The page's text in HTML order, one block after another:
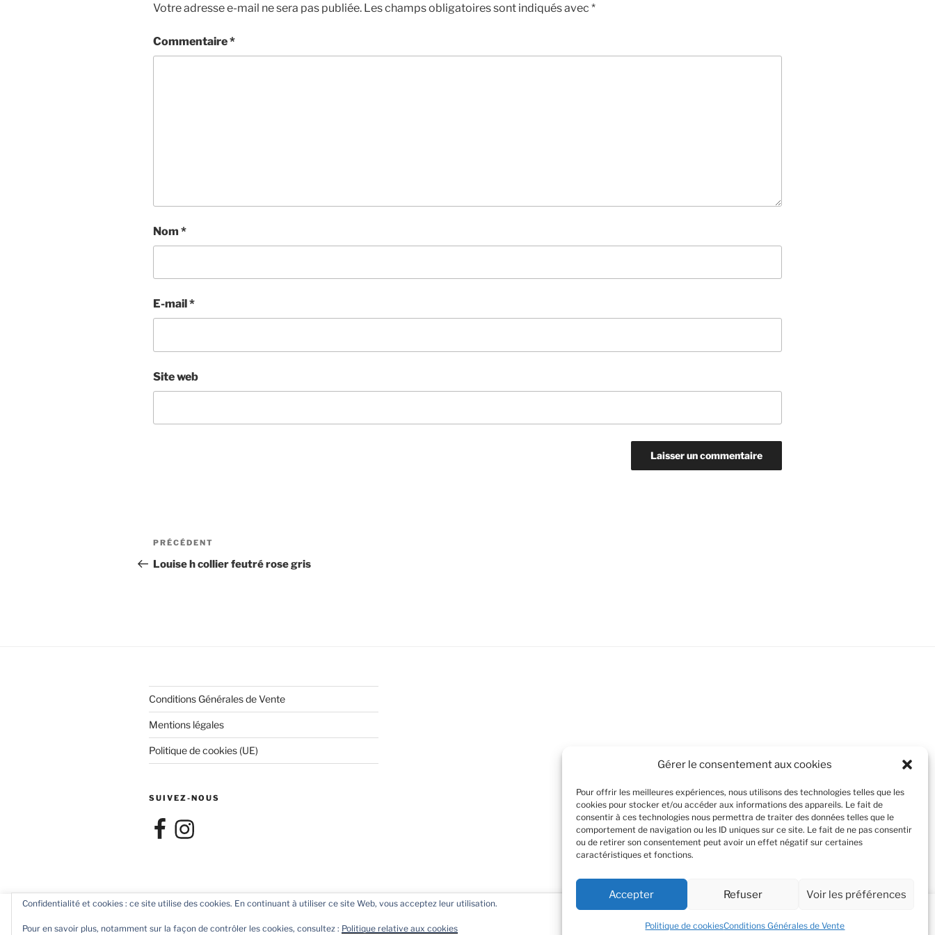
Gérer le consentement aux cookies
Pour offrir les meilleures expériences, nous utilisons des technologies telles que les
cookies pour stocker et/ou accéder aux informations des appareils. Le fait de
consentir à ces technologies nous permettra de traiter des données telles que le
comportement de navigation ou les ID uniques sur ce site. Le fait de ne pas consentir
ou de retirer son consentement peut avoir un effet négatif sur certaines
caractéristiques et fonctions.
Accepter Refuser Voir les préférences
Politique de cookiesConditions Générales de Vente
Votre adresse e-mail ne sera pas publiée. Les champs obligatoires sont indiqués avec *
Commentaire*
Nom *
E-mail *
Site web
Navigation
de
Article
précédent
PRÉCÉDENT
Louise h collier feutré rose gris
Conditions Générales de Vente
Mentions légales
Politique de cookies (UE)
SUIVEZ-NOUS
FacebookInstagram
Nous utilisons des cookies pour améliorer votre expérience de navigation et en se souvenant de vos visites. En cliquant sur
"Accept all", vous acceptez l'utilisation de tous les cookies. Toutefois vous pouvez cliquer sur "Cookie Settings" pour modifier
Cookie Settings
Confidentialité et cookies : ce site utilise des cookies. En continuant à utiliser ce site Web, vous acceptez leur utilisation.
Pour en savoir plus, notamment sur la façon de contrôler les cookies, consultez : Politique relative aux cookies